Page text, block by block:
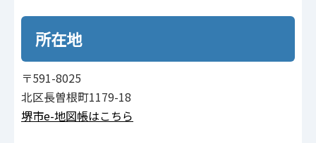
所在地
〒591-8025
北区長曽根町1179-18
堺市e-地図帳はこちら